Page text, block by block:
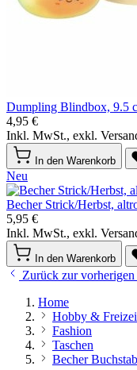
Dumpling Blindbox, 9.5
4,95 €
Inkl. MwSt., exkl.
In den Warenkorb
Neu
Becher Strick/Herbst,
5,95 €
Inkl. MwSt., exkl.
In den Warenkorb
Zurück zur vorherigen
Home
Hobby &
Fashion
Taschen
Becher